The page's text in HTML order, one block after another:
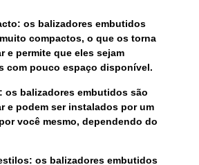
os balizadores embutidos
compactos, o que os torna
e permite que eles sejam
com pouco espaço disponível.
os balizadores embutidos são
e podem ser instalados por um
você mesmo, dependendo do
os balizadores embutidos